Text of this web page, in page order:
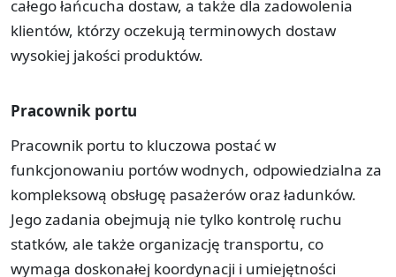
całego łańcucha dostaw, a także dla zadowolenia
klientów, którzy oczekują terminowych dostaw
wysokiej jakości produktów.
Pracownik portu
Pracownik portu to kluczowa postać w
funkcjonowaniu portów wodnych, odpowiedzialna za
kompleksową obsługę pasażerów oraz ładunków.
Jego zadania obejmują nie tylko kontrolę ruchu
statków, ale także organizację transportu, co
wymaga doskonałej koordynacji i umiejętności